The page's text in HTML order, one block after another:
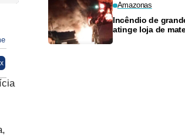
Amazonas
Incêndio de
atinge loja de